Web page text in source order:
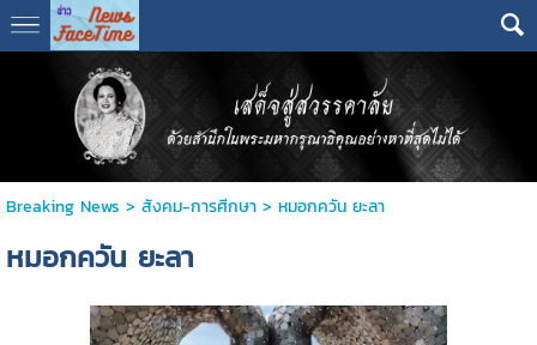
Breaking News > สังคม-การศีกษา> หมอกควัน ยะลา
หมอกควัน ยะลา